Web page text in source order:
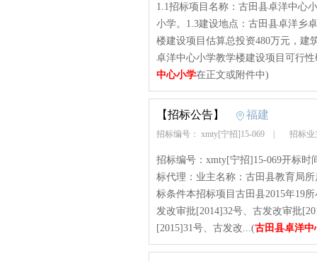
1.1招标项目名称：古田县卓洋中心
小学。1.3建设地点：古田县卓洋乡
楼建设项目估算总投资480万元，建
卓洋中心小学教学楼建设项目可行
中心小学在正文或附件中)
【招标公告】 福建
招标编号： xmty[宁招]15-069 招标业
招标编号：xmty[宁招]15-069开标时
标代理：业主名称：古田县教育局
标条件本招标项目古田县2015年19
发改审批[2014]32号、古发改审批
[2015]31号、古发改...(古田县卓洋中